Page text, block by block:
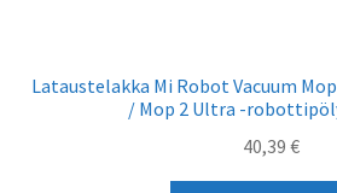
Lataustelakka Mi Robot Vacuum
/ Mop 2 Ultra -
40,39 €